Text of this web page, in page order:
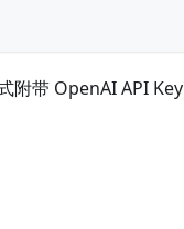
带 OpenAI API Key